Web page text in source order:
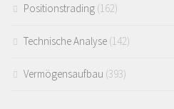
Positionstrading (162)
Technische Analyse (142)
Vermögensaufbau (393)